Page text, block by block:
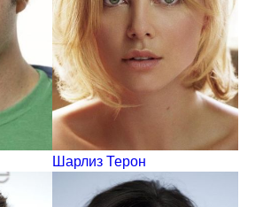
Шарлиз Терон